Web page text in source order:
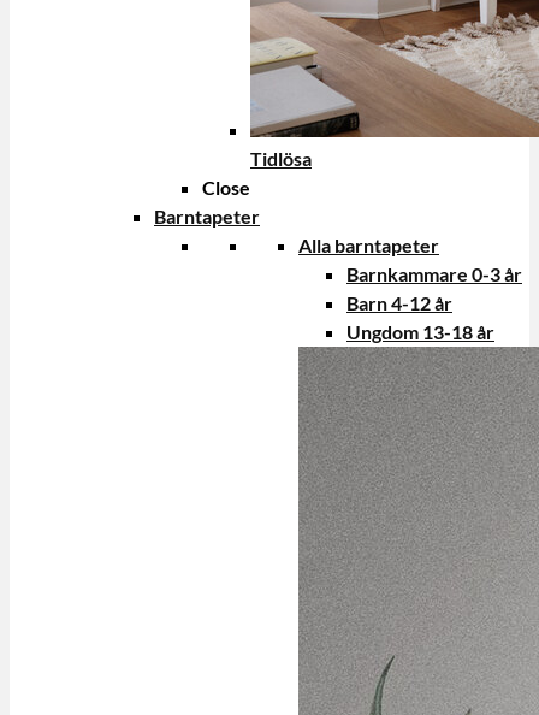
Tidlösa
Close
Barntapeter
Alla barntapeter
Barnkammare 0-3 år
Barn 4-12 år
Ungdom 13-18 år